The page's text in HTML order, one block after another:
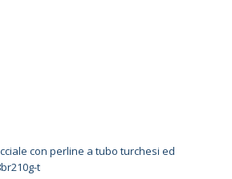
con perline a tubo turchesi ed
t